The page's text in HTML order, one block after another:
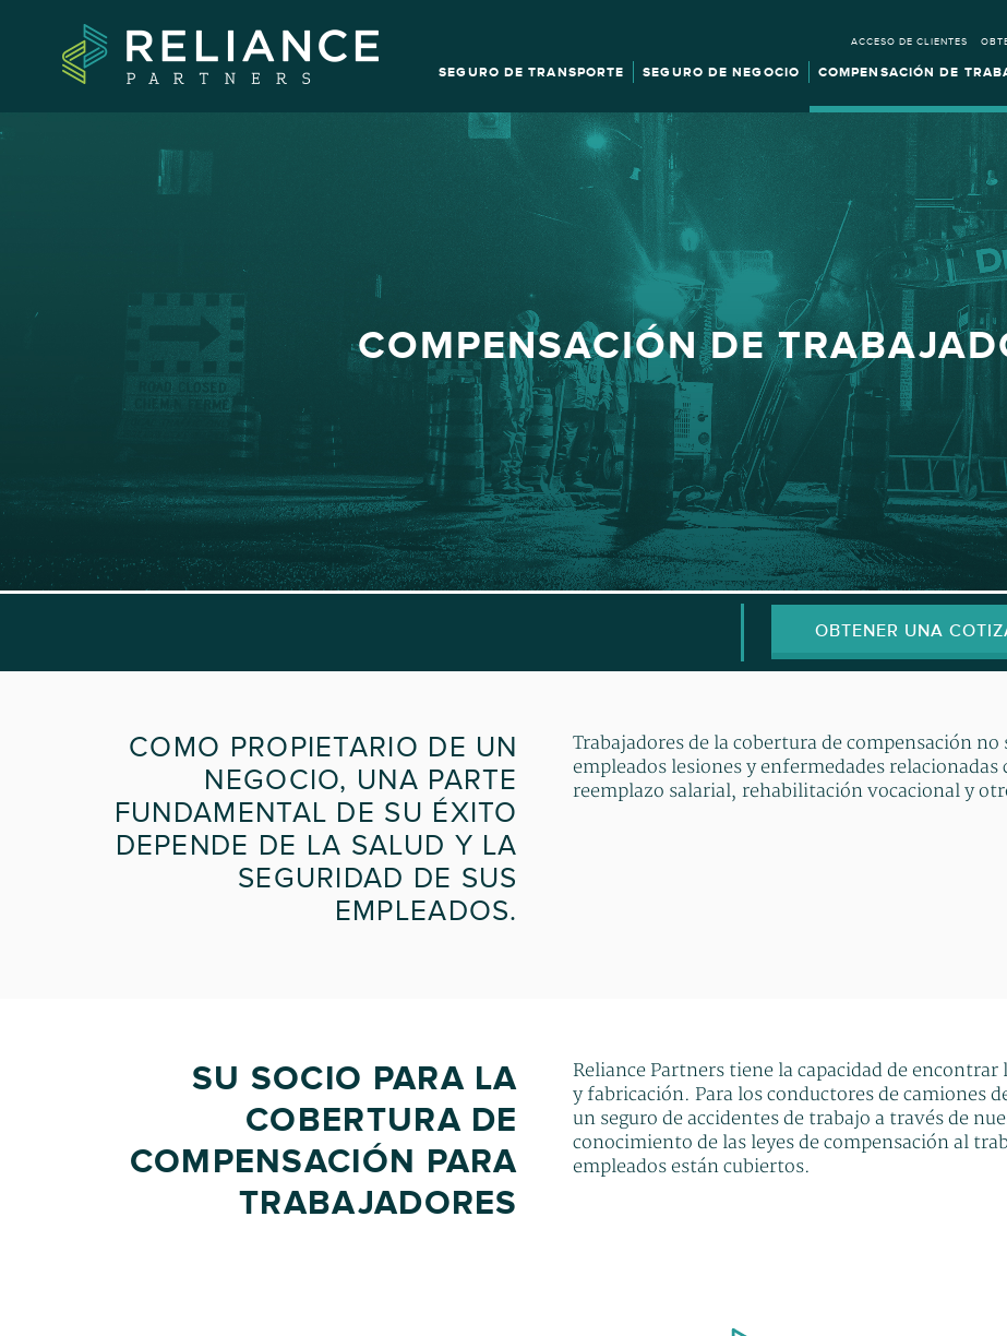
ACCESO DE CLIENTES
SEGURO DE TRANSPORTE SEGURO DE NEGOCIO COMPENSACIÓN DE
COMPENSACIÓN DE
OBTENER UNA
COMO PROPIETARIO DE UN
NEGOCIO, UNA PARTE
FUNDAMENTAL DE SU ÉXITO
DEPENDE DE LA SALUD Y LA
SEGURIDAD DE SUS
EMPLEADOS.
Trabajadores de la cobertura de compensación
empleados lesiones y enfermedades
reemplazo salarial, rehabilitación vocacional y
SU SOCIO PARA LA
COBERTURA DE
COMPENSACIÓN PARA
TRABAJADORES
Reliance Partners tiene la capacidad de
y fabricación. Para los conductores de camiones
un seguro de accidentes de trabajo a través de
conocimiento de las leyes de compensación al
empleados están cubiertos.